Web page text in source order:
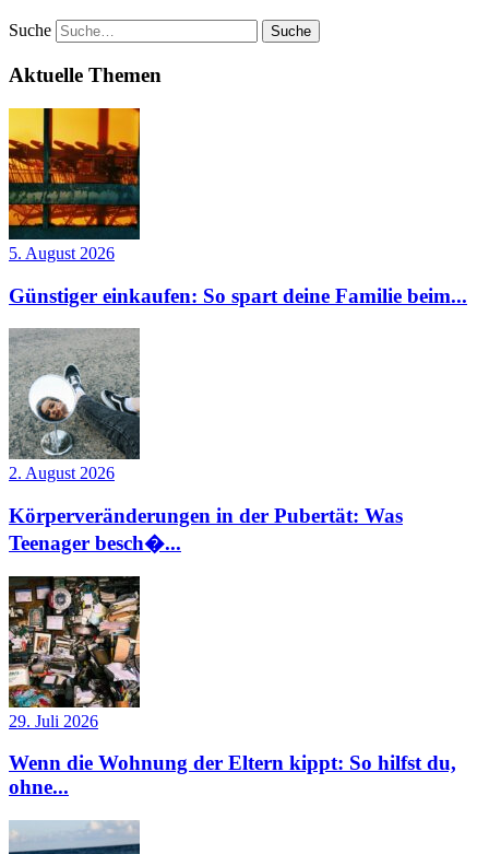
Suche
Aktuelle Themen
5. August 2026
Günstiger einkaufen: So spart deine Familie beim...
2. August 2026
Körperveränderungen in der Pubertät: Was
Teenager besch�...
29. Juli 2026
Wenn die Wohnung der Eltern kippt: So hilfst du,
ohne...